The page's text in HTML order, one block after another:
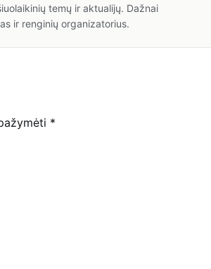
temų ir aktualijų. Dažnai
ir renginių organizatorius.
*